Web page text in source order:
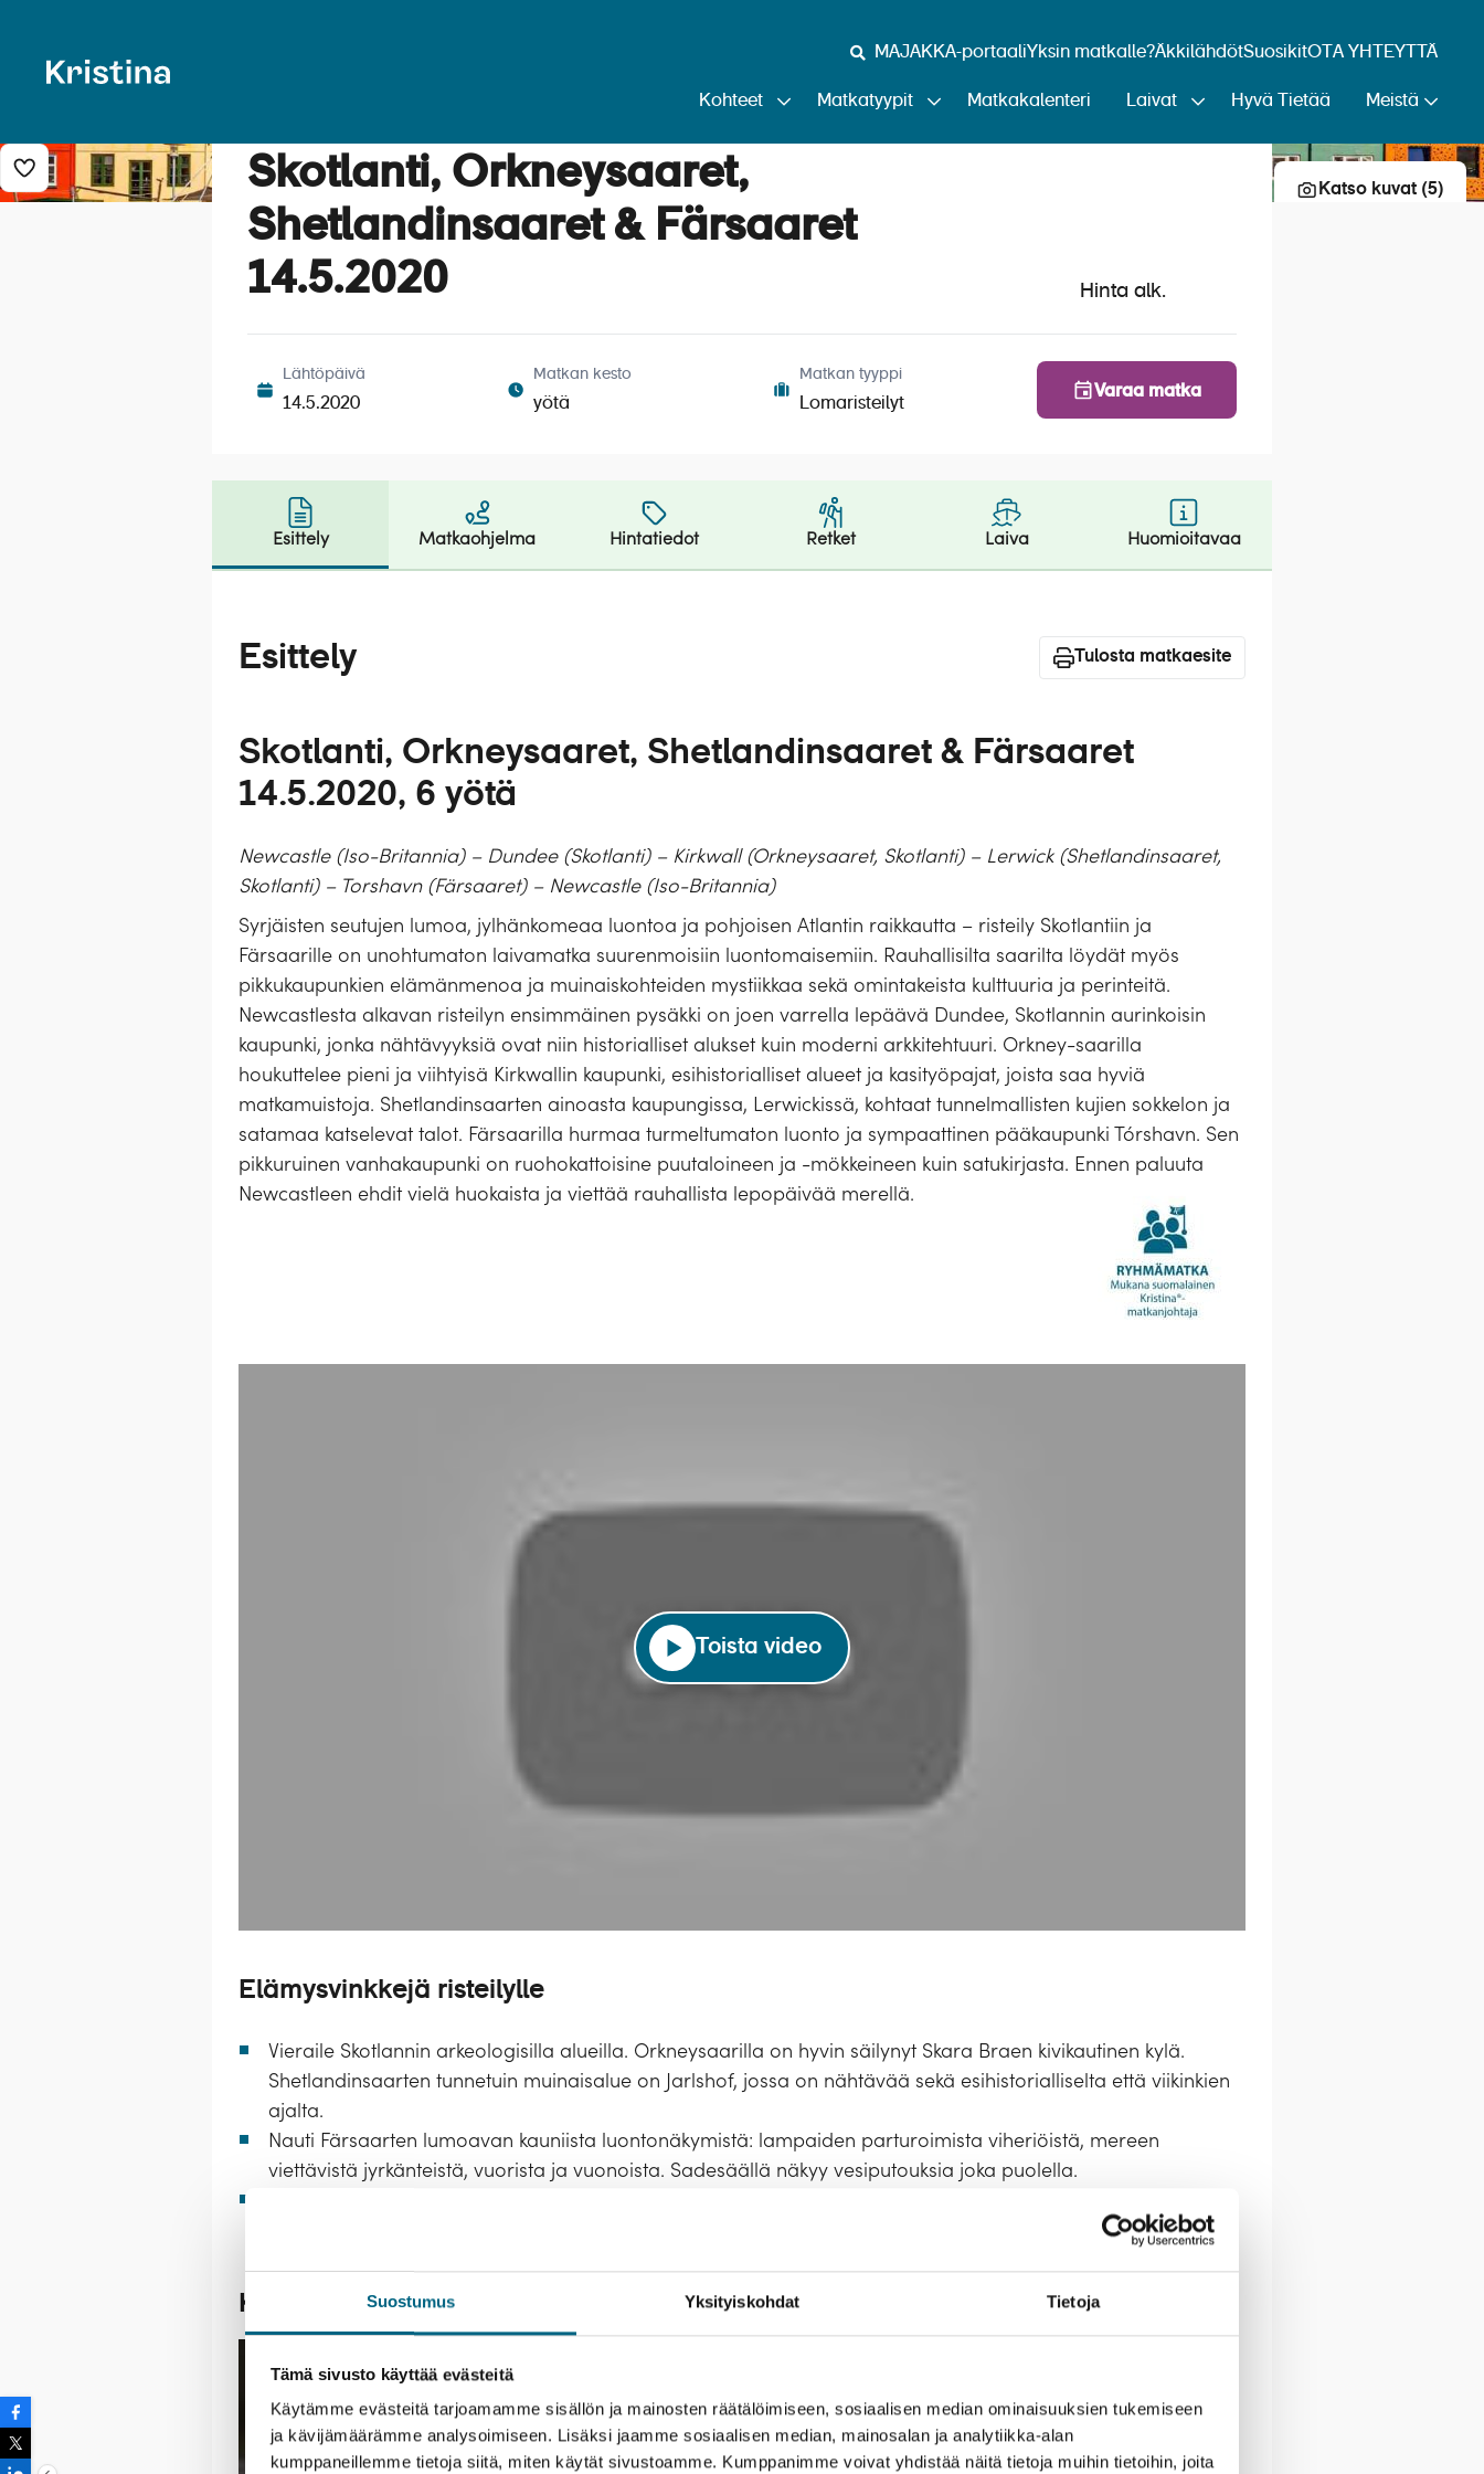
Suostumus Yksityiskohdat Tietoja
Tämä sivusto käyttää evästeitä
Käytämme evästeitä tarjoamamme sisällön ja mainosten räätälöimiseen, sosiaalisen median ominaisuuksien tukemiseen
ja kävijämäärämme analysoimiseen. Lisäksi jaamme sosiaalisen median, mainosalan ja analytiikka-alan
kumppaneillemme tietoja siitä, miten käytät sivustoamme. Kumppanimme voivat yhdistää näitä tietoja muihin tietoihin, joita
MAJAKKA-portaaliYksin matkalle?ÄkkilähdötSuosikitOTA YHTEYTTÄ
Kohteet Matkatyypit Matkakalenteri Laivat Hyvä Tietää Meistä
Katso kuvat (5)
Lisää risteily suosikkeihinSkotlanti, Orkneysaaret,
Shetlandinsaaret & Färsaaret
14.5.2020
Hinta alk.
Lähtöpäivä
14.5.2020
Matkan kesto
yötä
Matkan tyyppi
Lomaristeilyt
Varaa matka
Esittely Matkaohjelma Hintatiedot Retket Laiva Huomioitavaa
Esittely Tulosta matkaesite
Skotlanti, Orkneysaaret, Shetlandinsaaret & Färsaaret
14.5.2020, 6 yötä
Newcastle (Iso-Britannia) – Dundee (Skotlanti) – Kirkwall (Orkneysaaret, Skotlanti) – Lerwick (Shetlandinsaaret,
Skotlanti) – Torshavn (Färsaaret) – Newcastle (Iso-Britannia)
Syrjäisten seutujen lumoa, jylhänkomeaa luontoa ja pohjoisen Atlantin raikkautta – risteily Skotlantiin ja
Färsaarille on unohtumaton laivamatka suurenmoisiin luontomaisemiin. Rauhallisilta saarilta löydät myös
pikkukaupunkien elämänmenoa ja muinaiskohteiden mystiikkaa sekä omintakeista kulttuuria ja perinteitä.
Newcastlesta alkavan risteilyn ensimmäinen pysäkki on joen varrella lepäävä Dundee, Skotlannin aurinkoisin
kaupunki, jonka nähtävyyksiä ovat niin historialliset alukset kuin moderni arkkitehtuuri. Orkney-saarilla
houkuttelee pieni ja viihtyisä Kirkwallin kaupunki, esihistorialliset alueet ja kasityöpajat, joista saa hyviä
matkamuistoja. Shetlandinsaarten ainoasta kaupungissa, Lerwickissä, kohtaat tunnelmallisten kujien sokkelon ja
satamaa katselevat talot. Färsaarilla hurmaa turmeltumaton luonto ja sympaattinen pääkaupunki Tórshavn. Sen
pikkuruinen vanhakaupunki on ruohokattoisine puutaloineen ja -mökkeineen kuin satukirjasta. Ennen paluuta
Newcastleen ehdit vielä huokaista ja viettää rauhallista lepopäivää merellä.
Toista video
Elämysvinkkejä risteilylle
Vieraile Skotlannin arkeologisilla alueilla. Orkneysaarilla on hyvin säilynyt Skara Braen kivikautinen kylä.
Shetlandinsaarten tunnetuin muinaisalue on Jarlshof, jossa on nähtävää sekä esihistorialliselta että viikinkien
ajalta.
Nauti Färsaarten lumoavan kauniista luontonäkymistä: lampaiden parturoimista viheriöistä, mereen
viettävistä jyrkänteistä, vuorista ja vuonoista. Sadesäällä näkyy vesiputouksia joka puolella.
Kristina®-matkanjohtajasi